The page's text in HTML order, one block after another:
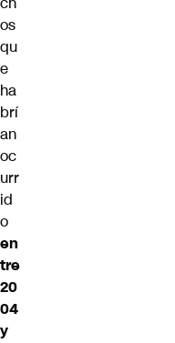
os
qu
e
ha
brí
an
oc
urr
id
o
en
tre
20
04
y